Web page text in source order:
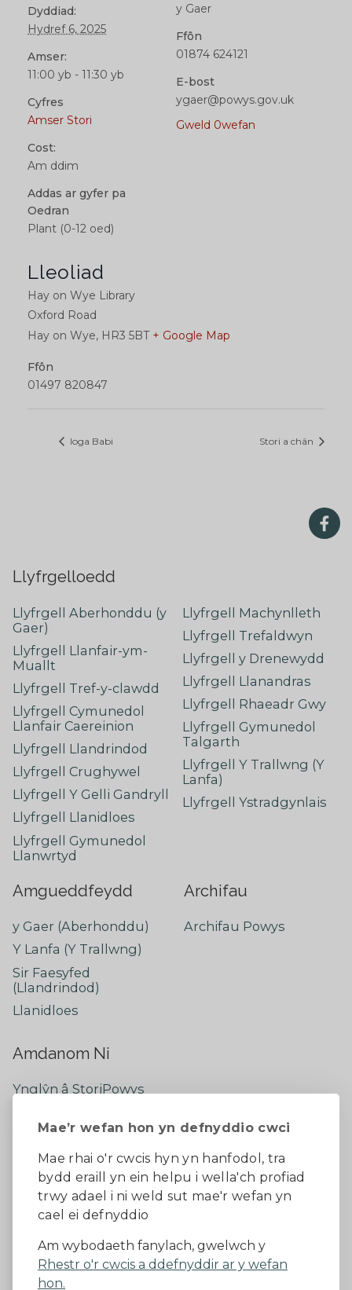
Mae’r wefan hon yn defnyddio cwci
Mae rhai o'r cwcis hyn yn hanfodol, tra
bydd eraill yn ein helpu i wella'ch profiad
trwy adael i ni weld sut mae'r wefan yn
cael ei defnyddio
Am wybodaeth fanylach, gwelwch y
Rhestr o'r cwcis a ddefnyddir ar y wefan
hon.
Dyddiad:
Hydref 6, 2025
Amser:
11:00 yb - 11:30 yb
Cyfres
Amser Stori
Cost:
Am ddim
Addas ar gyfer pa
Oedran
Plant (0-12 oed)
Lleoliad
Hay on Wye Library
Oxford Road
Hay on Wye, HR3 5BT + Google Map
Ffôn
01497 820847
y Gaer
Ffôn
01874 624121
E-bost
ygaer@powys.gov.uk
Gweld 0wefan
Ioga Babi Stori a chân
Llyfrgelloedd
Llyfrgell Aberhonddu (y
Gaer)
Llyfrgell Llanfair-ym-
Muallt
Llyfrgell Tref-y-clawdd
Llyfrgell Cymunedol
Llanfair Caereinion
Llyfrgell Llandrindod
Llyfrgell Crughywel
Llyfrgell Y Gelli Gandryll
Llyfrgell Llanidloes
Llyfrgell Gymunedol
Llanwrtyd
Llyfrgell Machynlleth
Llyfrgell Trefaldwyn
Llyfrgell y Drenewydd
Llyfrgell Llanandras
Llyfrgell Rhaeadr Gwy
Llyfrgell Gymunedol
Talgarth
Llyfrgell Y Trallwng (Y
Lanfa)
Llyfrgell Ystradgynlais
Amgueddfeydd
y Gaer (Aberhonddu)
Y Lanfa (Y Trallwng)
Sir Faesyfed
(Llandrindod)
Llanidloes
Archifau
Archifau Powys
Amdanom Ni
Ynglŷn â StoriPowys
Newyddion Diweddaraf
Dywedwch eich barn
Facebook
Datganiad Hygyrchedd
Diogelu Data a Phreifatrwydd
Telerau ac amodau